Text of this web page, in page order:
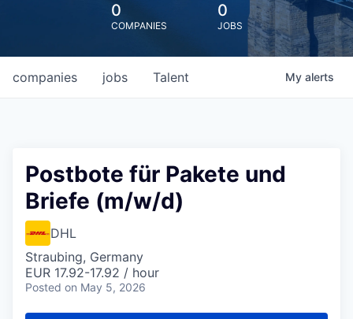
0
COMPANIES
0
JOBS
jobs
companies Talent My alerts
Postbote für Pakete und
Briefe (m/w/d)
DHL
Straubing, Germany
EUR 17.92-17.92 / hour
Posted on May 5, 2026